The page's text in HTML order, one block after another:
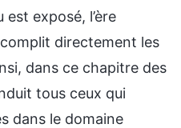
est exposé, l’ère
directement les
dans ce chapitre des
tous ceux qui
dans le domaine